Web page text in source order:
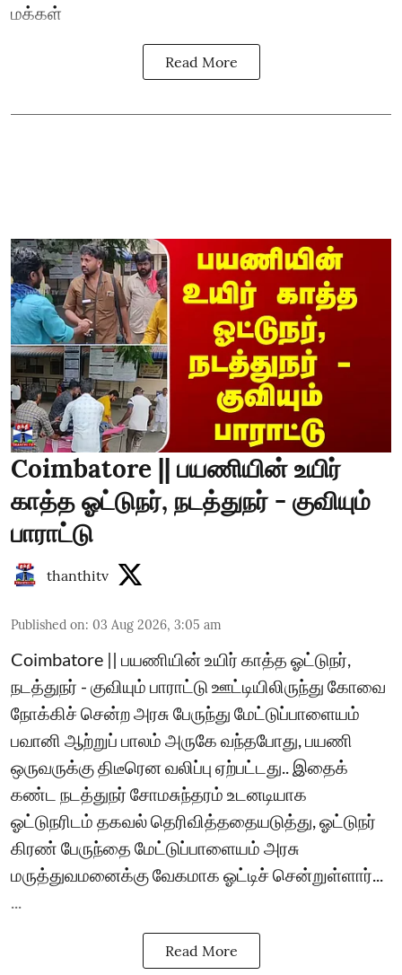
மக்கள்
Read More
Coimbatore || பயணியின் உயிர்
காத்த ஓட்டுநர், நடத்துநர் - குவியும்
பாராட்டு
thanthitv
Published on: 03 Aug 2026, 3:05 am
Coimbatore || பயணியின் உயிர் காத்த ஓட்டுநர்,
நடத்துநர் - குவியும் பாராட்டு ஊட்டியிலிருந்து கோவை
நோக்கிச் சென்ற அரசு பேருந்து மேட்டுப்பாளையம்
பவானி ஆற்றுப் பாலம் அருகே வந்தபோது, பயணி
ஒருவருக்கு திடீரென வலிப்பு ஏற்பட்டது.. இதைக்
கண்ட நடத்துநர் சோமசுந்தரம் உடனடியாக
ஓட்டுநரிடம் தகவல் தெரிவித்ததையடுத்து, ஓட்டுநர்
கிரண் பேருந்தை மேட்டுப்பாளையம் அரசு
மருத்துவமனைக்கு வேகமாக ஓட்டிச் சென்றுள்ளார்...
...
Read More